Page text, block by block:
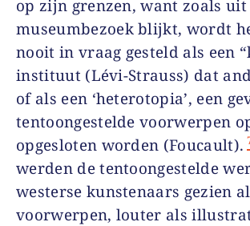
op zijn grenzen, want zoals
museumbezoek blijkt, wordt
nooit in vraag gesteld als een
instituut (Lévi-Strauss) dat
of als een ‘heterotopia’, een
tentoongestelde voorwerpen
opgesloten worden (Foucault).
werden de tentoongestelde
westerse kunstenaars gezien
voorwerpen, louter als